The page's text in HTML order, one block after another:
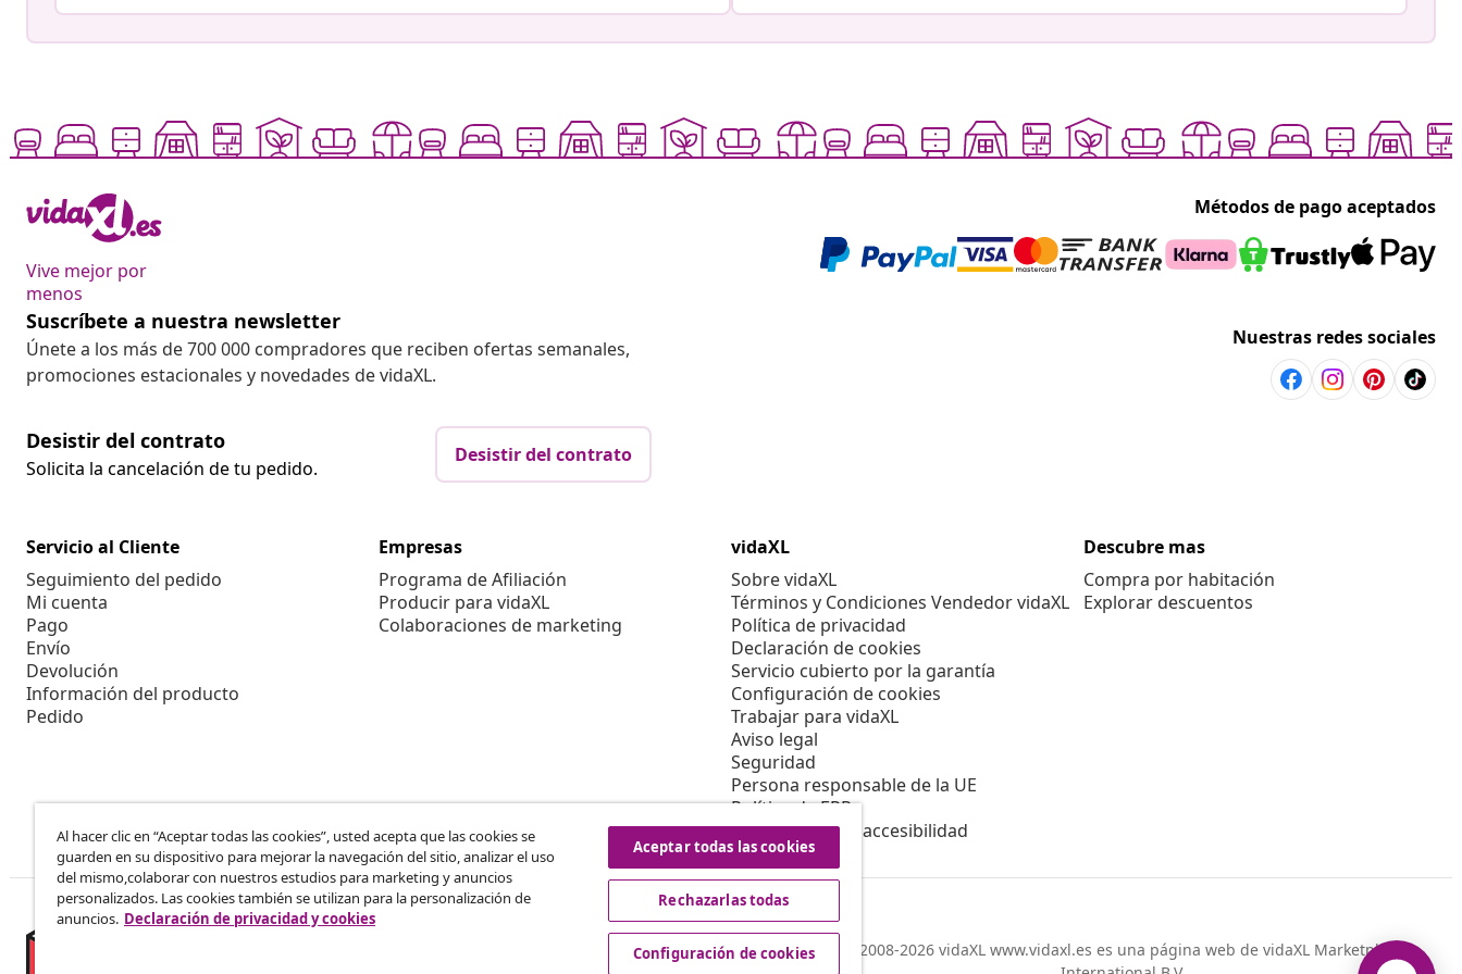
Vive mejor por
menos
Métodos de pago aceptados
Suscríbete a nuestra newsletter
Únete a los más de 700 000 compradores que reciben ofertas semanales,
promociones estacionales y novedades de vidaXL.
Nuestras redes sociales
Desistir del contrato
Solicita la cancelación de tu pedido.
Desistir del contrato
Servicio al Cliente
Seguimiento del pedido
Mi cuenta
Pago
Envío
Devolución
Información del producto
Pedido
Empresas
Programa de Afiliación
Producir para vidaXL
Colaboraciones de marketing
vidaXL
Sobre vidaXL
Términos y Condiciones Vendedor vidaXL
Política de privacidad
Declaración de cookies
Servicio cubierto por la garantía
Configuración de cookies
Trabajar para vidaXL
Aviso legal
Seguridad
Persona responsable de la UE
Política de EPR
Información de accesibilidad
Descubre mas
Compra por habitación
Explorar descuentos
© 2008-2026 vidaXL www.vidaxl.es es una página web de vidaXL Marketplace
Al hacer clic en “Aceptar todas las cookies”, usted acepta que las cookies se
guarden en su dispositivo para mejorar la navegación del sitio, analizar el uso
del mismo,colaborar con nuestros estudios para marketing y anuncios
personalizados. Las cookies también se utilizan para la personalización de
anuncios. Declaración de privacidad y cookies
Aceptar todas las cookies
Rechazarlas todas
Configuración de cookies